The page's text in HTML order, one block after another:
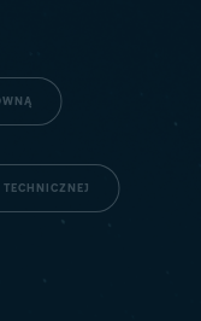
TECHNICZNEJ